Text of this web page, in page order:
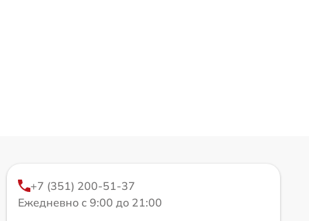
+7 (351) 200-51-37
Ежедневно с 9:00 до 21:00